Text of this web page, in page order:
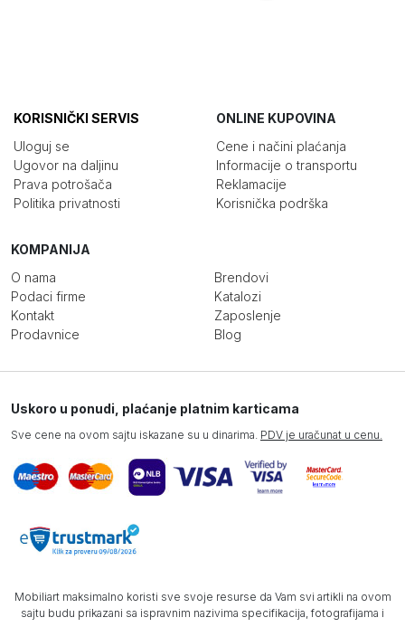
KORISNIČKI SERVIS
Uloguj se
Ugovor na daljinu
Prava potrošača
Politika privatnosti
ONLINE KUPOVINA
Cene i načini plaćanja
Informacije o transportu
Reklamacije
Korisnička podrška
KOMPANIJA
O nama
Podaci firme
Kontakt
Prodavnice
Brendovi
Katalozi
Zaposlenje
Blog
Uskoro u ponudi, plaćanje platnim karticama
Sve cene na ovom sajtu iskazane su u dinarima. PDV je uračunat u cenu.
Mobiliart maksimalno koristi sve svoje resurse da Vam svi artikli na ovom
sajtu budu prikazani sa ispravnim nazivima specifikacija, fotografijama i